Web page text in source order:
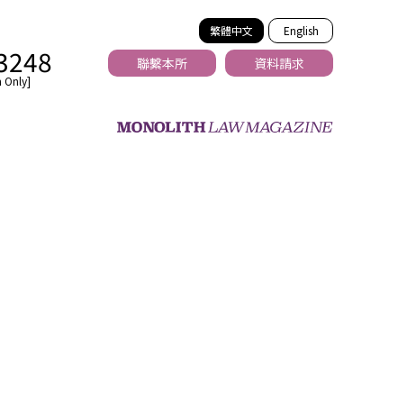
繁體中文 English
Only]
聯繫本所 資料請求